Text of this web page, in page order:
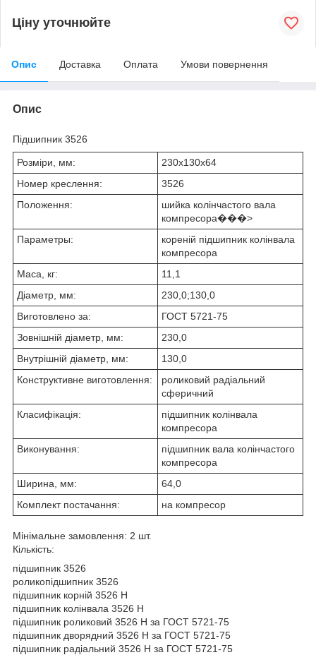
Ціну уточнюйте
Опис Доставка Оплата Умови повернення
Опис
Підшипник 3526
Розміри, мм:
230х130х64
Номер креслення:
3526
Положення:
шийка колінчастого вала
компресора���>
Параметры:
кореній підшипник колінвала
компресора
Маса, кг:
11,1
Діаметр, мм:
230,0;130,0
Виготовлено за:
ГОСТ 5721-75
Зовнішній діаметр, мм:
230,0
Внутрішній діаметр, мм:
130,0
Конструктивне виготовлення:
роликовий радіальний
сферичний
Класифікація:
підшипник колінвала
компресора
Виконування:
підшипник вала колінчастого
компресора
Ширина, мм:
64,0
Комплект постачання:
на компресор
Мінімальне замовлення: 2 шт.
Кількість:
підшипник 3526
роликопідшипник 3526
підшипник корній 3526 Н
підшипник колінвала 3526 Н
підшипник роликовий 3526 Н за ГОСТ 5721-75
підшипник дворядний 3526 Н за ГОСТ 5721-75
підшипник радіальний 3526 Н за ГОСТ 5721-75